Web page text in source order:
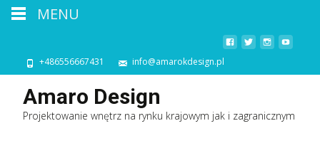
+486556667431 info@amarokdesign.pl
Amaro Design
Projektowanie wnętrz na rynku krajowym jak i zagranicznym
MENU